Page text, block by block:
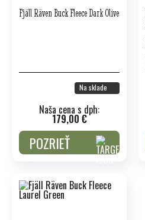
Fjäll Räven Buck Fleece Dark Olive
Na sklade
Naša cena s dph:
179,00 €
POZRIEŤ